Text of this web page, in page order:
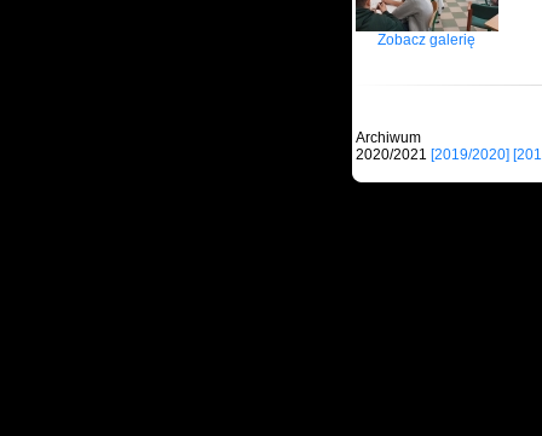
Zobacz galerię
2020/2021 [2019/2020]